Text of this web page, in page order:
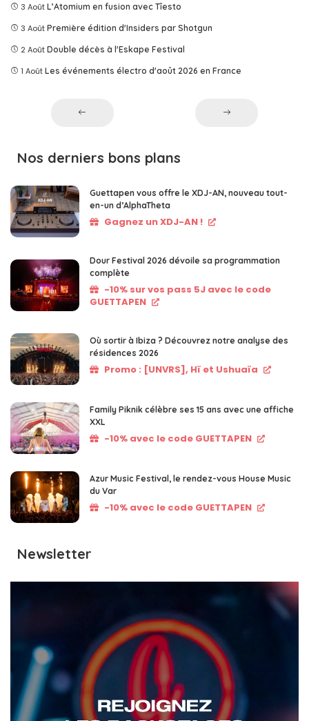
3 Août L’Atomium en fusion avec Tîesto
3 Août Première édition d'Insiders par Shotgun
2 Août Double décès à l'Eskape Festival
1 Août Les événements électro d'août 2026 en France
Nos derniers bons plans
Guettapen vous offre le XDJ-AN, nouveau tout-
en-un d’AlphaTheta
Gagnez un XDJ-AN !
Dour Festival 2026 dévoile sa programmation
complète
-10% sur vos pass 5J avec le code
GUETTAPEN
Où sortir à Ibiza ? Découvrez notre analyse des
résidences 2026
Promo : [UNVRS], Hï et Ushuaïa
Family Piknik célèbre ses 15 ans avec une affiche
XXL
-10% avec le code GUETTAPEN
Azur Music Festival, le rendez-vous House Music
du Var
-10% avec le code GUETTAPEN
Newsletter